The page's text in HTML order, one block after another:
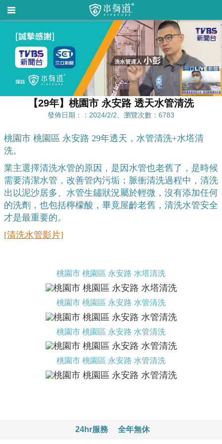
【29年】桃園市 永安路 透天水管清洗
發佈日期：：2024/2/2、瀏覽次數：6783
桃園市 桃園區 永安路 29年透天，水管清洗+水塔清
洗。
業主選擇清洗水管的原因，是因水管也老舊了，是時候
需要清潔水管，改善管內污垢；脈衝清洗過程中，清洗
出以泥沙居多、水管生鏽狀況屬於輕微，沒有添加任何
的洗劑，也包括檸檬酸，畢竟屋齡老舊，清洗水管安全
才是最重要的。
[清洗水管影片]
桃園市 桃園區 永安路 水塔清洗
桃園市 桃園區 永安路 水管清洗
桃園市 桃園區 永安路 水管清洗
桃園市 桃園區 永安路 水管清洗
24hr服務 全年無休